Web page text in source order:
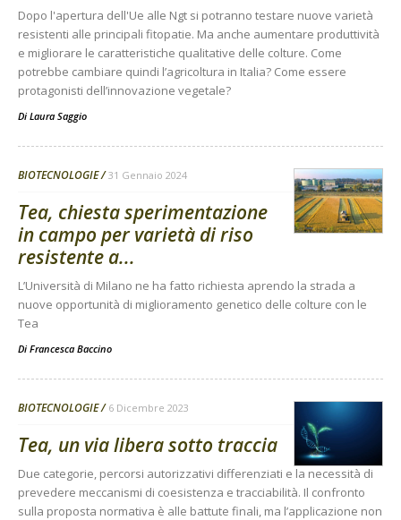
Dopo l'apertura dell'Ue alle Ngt si potranno testare nuove varietà
resistenti alle principali fitopatie. Ma anche aumentare produttività
e migliorare le caratteristiche qualitative delle colture. Come
potrebbe cambiare quindi l’agricoltura in Italia? Come essere
protagonisti dell’innovazione vegetale?
Di Laura Saggio
BIOTECNOLOGIE 31 Gennaio 2024
Tea, chiesta sperimentazione
in campo per varietà di riso
resistente a...
L’Università di Milano ne ha fatto richiesta aprendo la strada a
nuove opportunità di miglioramento genetico delle colture con le
Tea
Di Francesca Baccino
BIOTECNOLOGIE 6 Dicembre 2023
Tea, un via libera sotto traccia
Due categorie, percorsi autorizzativi differenziati e la necessità di
prevedere meccanismi di coesistenza e tracciabilità. Il confronto
sulla proposta normativa è alle battute finali, ma l’applicazione non